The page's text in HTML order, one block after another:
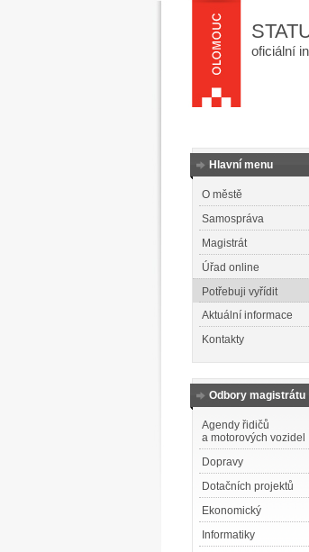
oficiální
Hlavní menu
O městě
Samospráva
Magistrát
Úřad online
Potřebuji vyřídit
Aktuální informace
Kontakty
Odbory magistrátu
Agendy řidičů
a motorových vozidel
Dopravy
Dotačních projektů
Ekonomický
Informatiky